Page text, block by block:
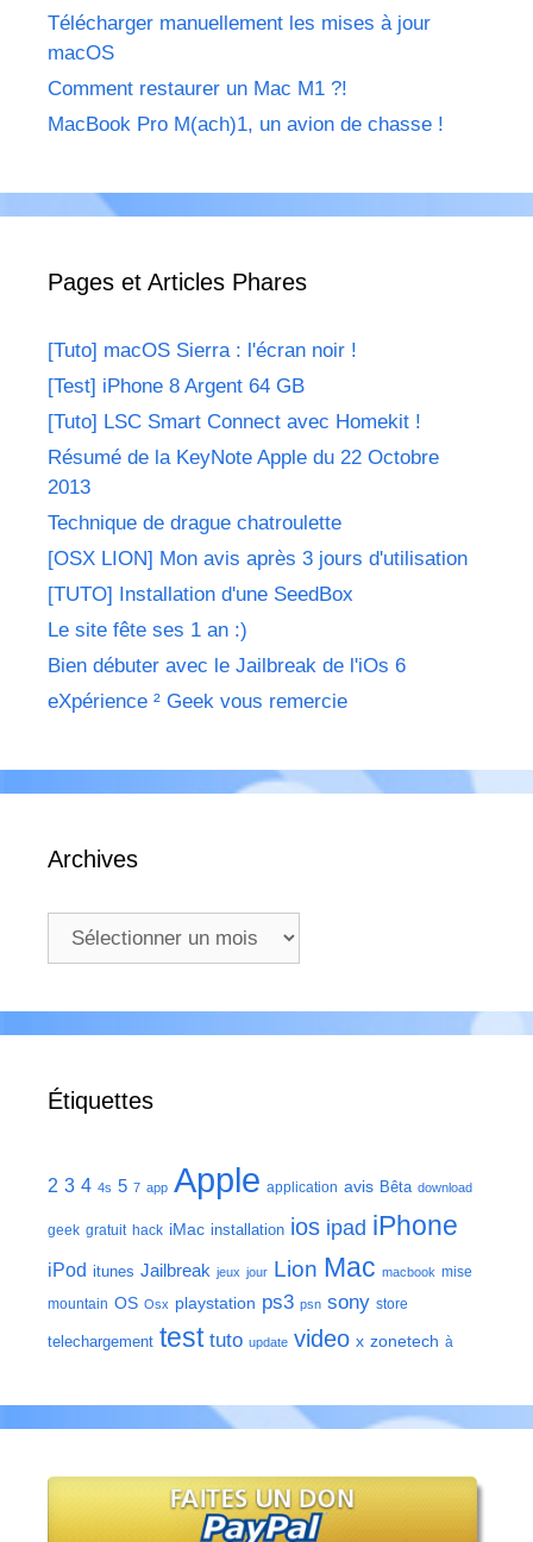
Télécharger manuellement les mises à jour
macOS
Comment restaurer un Mac M1 ?!
MacBook Pro M(ach)1, un avion de chasse !
Pages et Articles Phares
[Tuto] macOS Sierra : l'écran noir !
[Test] iPhone 8 Argent 64 GB
[Tuto] LSC Smart Connect avec Homekit !
Résumé de la KeyNote Apple du 22 Octobre
2013
Technique de drague chatroulette
[OSX LION] Mon avis après 3 jours d'utilisation
[TUTO] Installation d'une SeedBox
Le site fête ses 1 an :)
Bien débuter avec le Jailbreak de l'iOs 6
eXpérience ² Geek vous remercie
Archives
Archives
Étiquettes
2 3 4 4s 5 7 app Apple application avis Bêta download
geek gratuit hack iMac installation ios ipad iPhone
iPod itunes Jailbreak jeux jour Lion Mac macbook mise
mountain OS Osx playstation ps3 psn sony store
telechargement test tuto update video x zonetech à